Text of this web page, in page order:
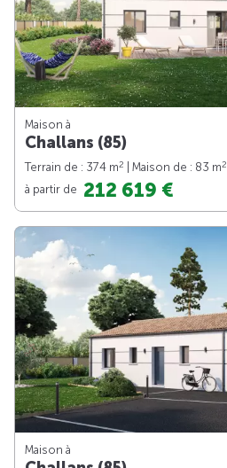
Maison à
Challans (85)
Terrain de : 374 m2 | Maison de : 83 m2
à partir de 212 619 €
Maison à